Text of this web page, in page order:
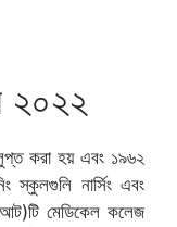
২০২২
করা হয় এবং ১৯৬২
স্কুলগুলি নার্সিং এবং
মেডিকেল কলেজ